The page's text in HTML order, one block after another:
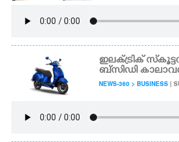
ഇലക്ട്രിക്
ബ്സിഡി കാലാവധി
NEWS-360 > BUSINESS |